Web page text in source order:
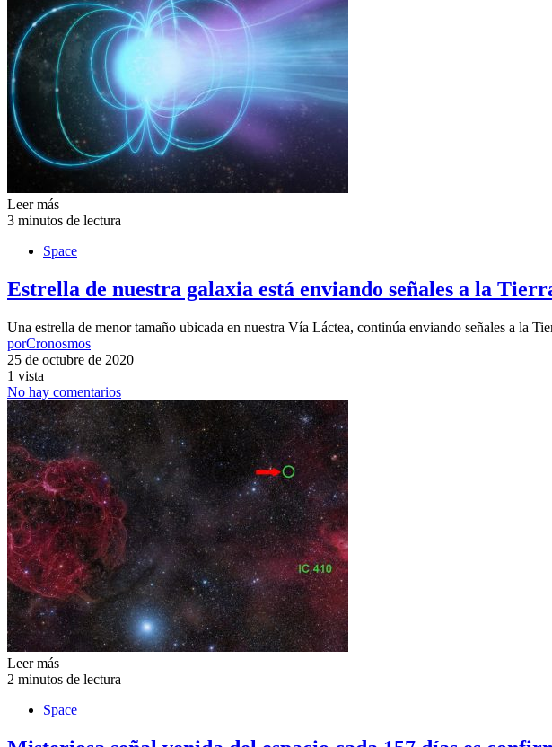
Leer más
3 minutos de lectura
Space
Estrella de nuestra galaxia está enviando señales a la
Una estrella de menor tamaño ubicada en nuestra Vía Láctea, continúa enviando señales a la
porCronosmos
25 de octubre de 2020
1 vista
No hay comentarios
Leer más
2 minutos de lectura
Space